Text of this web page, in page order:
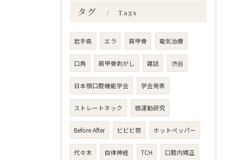
タグ Tags
岩手県 エラ 肩甲骨 電気治療
口角 肩甲骨剥がし 雑誌 渋谷
日本顎口腔機能学会 学会発表
ストレートネック 顎運動研究
Before After ビビビ祭 ホットペッパー
代々木 自律神経 TCH 口腔内矯正